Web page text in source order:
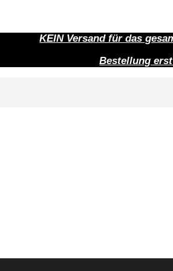
KEIN Versand für das
Bestellung